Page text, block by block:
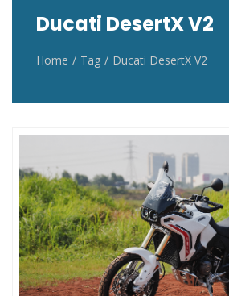
Ducati DesertX V2
Home Tag Ducati DesertX V2